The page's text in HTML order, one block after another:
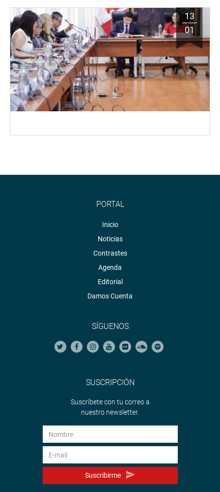
13
01
PORTAL
Inicio
Noticias
Contrastes
Agenda
Editorial
Damos Cuenta
SÍGUENOS
SUSCRIPCIÓN
Suscríbete con tu correo a
nuestro newsletter.
Suscribirme